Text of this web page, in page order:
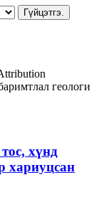
Гүйцэтгэ.
геологи
хүнд
хариуцсан